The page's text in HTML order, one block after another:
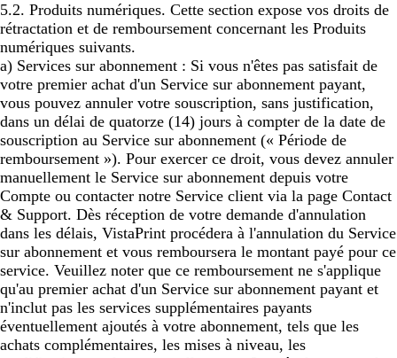
5.2. Produits numériques. Cette section expose vos droits de
rétractation et de remboursement concernant les Produits
numériques suivants.
a) Services sur abonnement : Si vous n'êtes pas satisfait de
votre premier achat d'un Service sur abonnement payant,
vous pouvez annuler votre souscription, sans justification,
dans un délai de quatorze (14) jours à compter de la date de
souscription au Service sur abonnement (« Période de
remboursement »). Pour exercer ce droit, vous devez annuler
manuellement le Service sur abonnement depuis votre
Compte ou contacter notre Service client via la page Contact
& Support. Dès réception de votre demande d'annulation
dans les délais, VistaPrint procédera à l'annulation du Service
sur abonnement et vous remboursera le montant payé pour ce
service. Veuillez noter que ce remboursement ne s'applique
qu'au premier achat d'un Service sur abonnement payant et
n'inclut pas les services supplémentaires payants
éventuellement ajoutés à votre abonnement, tels que les
achats complémentaires, les mises à niveau, les